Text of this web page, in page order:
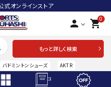
式オンラインストア
person 0
shopping_cart
もっと詳しく検索
バドミントンシューズ AKTR